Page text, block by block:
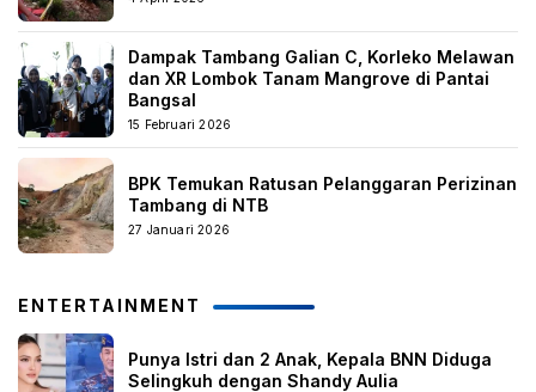
Dampak Tambang Galian C, Korleko Melawan
dan XR Lombok Tanam Mangrove di Pantai
Bangsal
15 Februari 2026
BPK Temukan Ratusan Pelanggaran Perizinan
Tambang di NTB
27 Januari 2026
ENTERTAINMENT
Punya Istri dan 2 Anak, Kepala BNN Diduga
Selingkuh dengan Shandy Aulia